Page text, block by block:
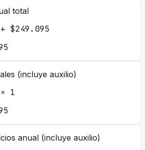
total
$249.095
(incluye auxilio)
1
anual (incluye auxilio)